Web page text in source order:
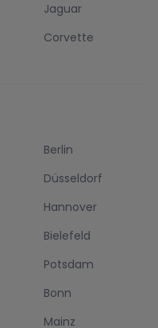
Jaguar
Corvette
Berlin
Düsseldorf
Hannover
Bielefeld
Potsdam
Bonn
Mainz